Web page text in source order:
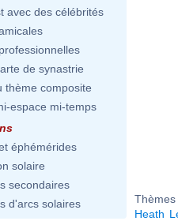
avec des célébrités
de synastrie
thème composite
espace mi-temps
éphémérides
solaire
secondaires
d'arcs solaires
Heath